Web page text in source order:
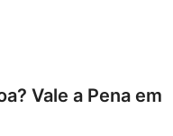
Vale a Pena em